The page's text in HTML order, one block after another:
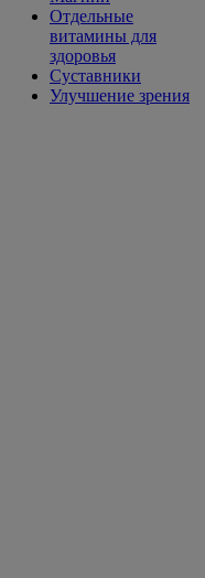
Отдельные
витамины для
здоровья
Суставники
Улучшение зрения